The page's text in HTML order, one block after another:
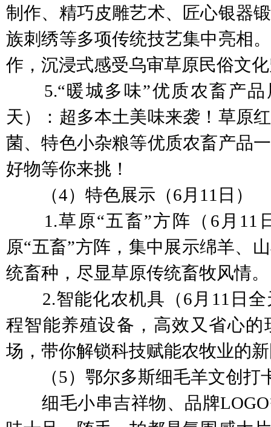
制作、精巧皮雕艺术、匠心银器
族刺绣等多项传统技艺集中亮相
作，沉浸式感受乌审草原民俗文
5.“暖城多味”优质农畜产品
天）：超多本土美味来袭！草原
菌、特色小杂粮等优质农畜产品
好物等你来挑！
（4）特色展示（6月11日）
1.草原“五畜”方阵（6月11
原“五畜”方阵，集中展示绵羊、
统畜种，尽显草原传统畜牧风情。
2.智能化农机具（6月11日全
程智能养殖设备，高效又省心
场，带你解锁科技赋能农牧业的
（5）鄂尔多斯细毛羊文创打
细毛小串吉祥物、品牌LOGO